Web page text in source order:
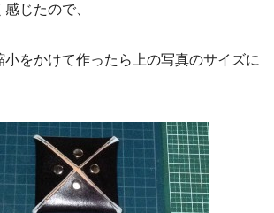
じたので、
小をかけて作ったら上の写真のサイズに